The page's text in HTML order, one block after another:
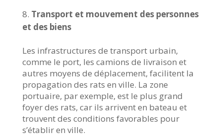
Transport et mouvement des personnes
et des biens
Les infrastructures de transport urbain,
comme le port, les camions de livraison et
autres moyens de déplacement, facilitent la
propagation des rats en ville. La zone
portuaire, par exemple, est le plus grand
foyer des rats, car ils arrivent en bateau et
trouvent des conditions favorables pour
s’établir en ville.